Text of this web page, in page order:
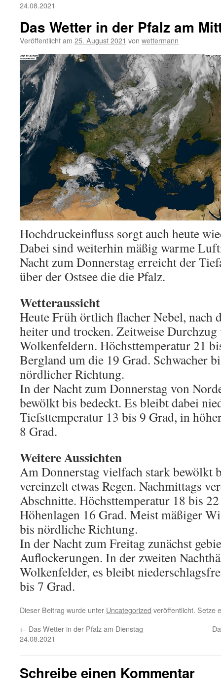
24.08.2021
Das Wetter in der Pfalz am
Veröffentlicht am 25. August 2021 von wettermann
Hochdruckeinfluss sorgt auch heute
Dabei sind weiterhin mäßig warme
Nacht zum Donnerstag erreicht der
über der Ostsee die die Pfalz.
Wetteraussicht
Heute Früh örtlich flacher Nebel, nach
heiter und trocken. Zeitweise
Wolkenfeldern. Höchsttemperatur 21
Bergland um die 19 Grad. Schwacher
nördlicher Richtung.
In der Nacht zum Donnerstag von
bewölkt bis bedeckt. Es bleibt dabei
Tiefsttemperatur 13 bis 9 Grad, in
8 Grad.
Weitere Aussichten
Am Donnerstag vielfach stark bewölkt
vereinzelt etwas Regen. Nachmittags
Abschnitte. Höchsttemperatur 18 bis
Höhenlagen 16 Grad. Meist mäßiger
bis nördliche Richtung.
In der Nacht zum Freitag zunächst
Auflockerungen. In der zweiten
Wolkenfelder, es bleibt
bis 7 Grad.
Dieser Beitrag wurde unter Uncategorized veröffentlicht. Setze
← Das Wetter in der Pfalz am Dienstag
24.08.2021
Schreibe einen Kommentar